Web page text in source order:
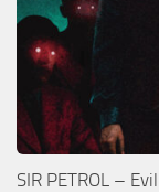
SIR PETROL –